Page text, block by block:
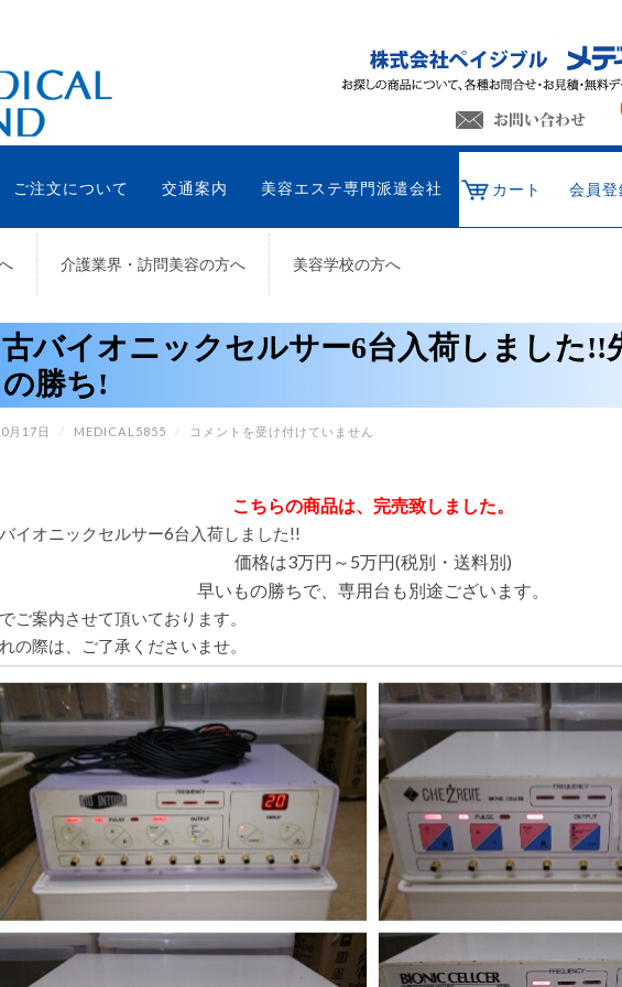
ご注文について 交通案内 美容エステ専門派遣会社 カート 会員登
介護業界・訪問美容の方へ 美容学校の方へ
バイオニックセルサー6台入荷しました!!
勝ち!
月17日 / MEDICAL5855 /
中
ッ
ク
サ
ー
6
台
し
し
た!!
着
6
名
早
い
も
の
勝
は
コメントを受け付けていません
こちらの商品は、完売致しました。
イオニックセルサー6台入荷しました!!
価格は3万円～5万円(税別・送料別)
早いもの勝ちで、専用台も別途ございます。
ご案内させて頂いております。
の際は、ご了承くださいませ。